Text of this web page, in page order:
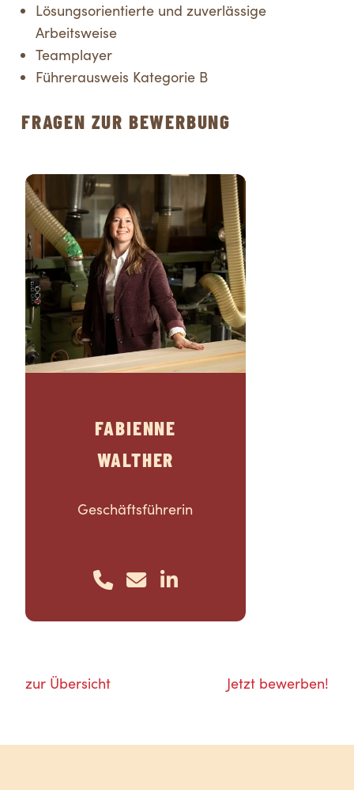
Lösungsorientierte und zuverlässige
Arbeitsweise
Teamplayer
Führerausweis Kategorie B
FRAGEN ZUR BEWERBUNG
FABIENNE
WALTHER
Geschäftsführerin
zur Übersicht Jetzt bewerben!